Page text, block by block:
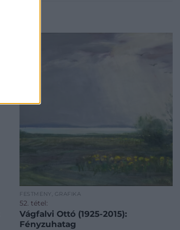
FESTMÉNY, GRAFIKA
52. tétel:
Vágfalvi Ottó (1925-2015):
Fényzuhatag